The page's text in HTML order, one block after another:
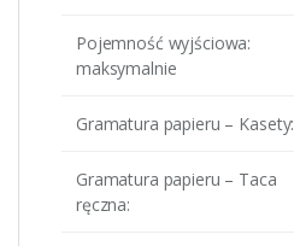
Pojemność wyjściowa:
maksymalnie
Gramatura papieru – Kasety:
Gramatura papieru – Taca
ręczna: